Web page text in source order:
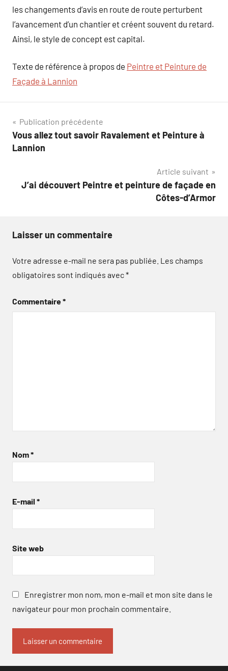
les changements d’avis en route de route perturbent
l’avancement d’un chantier et créent souvent du retard.
Ainsi, le style de concept est capital.
Texte de référence à propos de Peintre et Peinture de
Façade à Lannion
Navigation
de
Publication précédente
Vous allez tout savoir Ravalement et Peinture à
Lannion
Article suivant
J’ai découvert Peintre et peinture de façade en
Côtes-d’Armor
Laisser un commentaire
Votre adresse e-mail ne sera pas publiée. Les champs
obligatoires sont indiqués avec*
Commentaire*
Nom*
E-mail *
Site web
Enregistrer mon nom, mon e-mail et mon site dans le
navigateur pour mon prochain commentaire.